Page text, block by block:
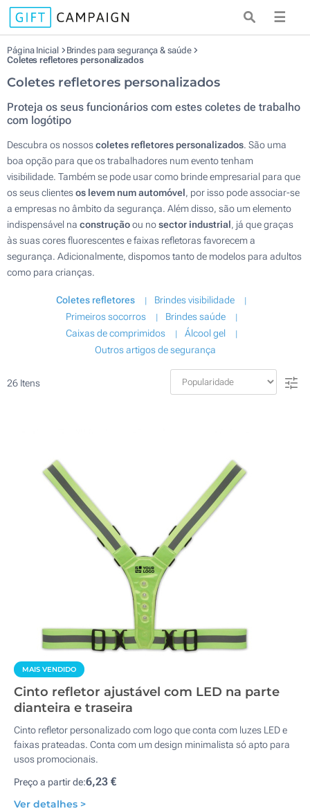
☰
Página Inicial
Brindes para segurança & saúde
Coletes refletores personalizados
Coletes refletores personalizados
Proteja os seus funcionários com estes coletes de trabalho
com logótipo
Descubra os nossoscoletes refletores personalizados. São uma
boa opção para que os trabalhadores num evento tenham
visibilidade. Também se pode usar como brinde empresarial para que
os seus clientesos levem num automóvel, por isso pode associar-se
a empresas no âmbito da segurança. Além disso, são um elemento
indispensável na construçãoou nosector industrial, já que graças
às suas cores fluorescentes e faixas refletoras favorecem a
segurança. Adicionalmente, dispomos tanto de modelos para adultos
como para crianças.
Coletes refletores
Brindes visibilidade
Primeiros socorros
Brindes saúde
Caixas de comprimidos
Álcool gel
Outros artigos de segurança
26 Itens
MAIS VENDIDO
Cinto refletor ajustável com LED na parte
dianteira e traseira
Cinto refletor personalizado com logo que conta com luzes LED e
faixas prateadas. Conta com um design minimalista só apto para
usos promocionais.
Preço a partir de:6,23 €
Ver detalhes >